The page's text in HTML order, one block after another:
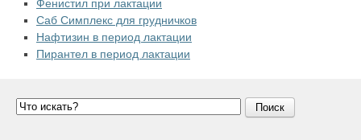
Фенистил при лактации
Саб Симплекс для грудничков
Нафтизин в период лактации
Пирантел в период лактации
Поиск